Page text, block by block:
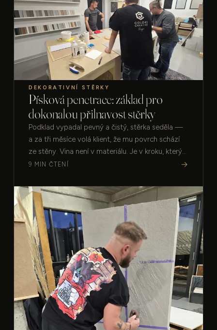
DEKORATIVNÍ STĚRKY
Písková penetrace: základ pro
dokonalou přilnavost stěrky
Podklad vypadal pevný a čistý, stěrka seděla —
a za tři měsíce volá klient, že mu povrch schází
ze stěny. Vina není v materiálu. Je v kroku, který
na hotové stěně není vidět.…
9 MIN ČTENÍ →